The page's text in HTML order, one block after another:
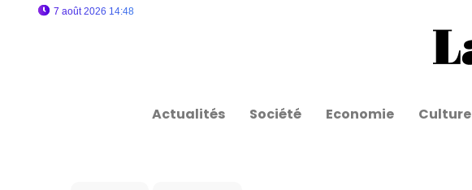
7 août 2026 14:48
Actualités Société Economie Culture